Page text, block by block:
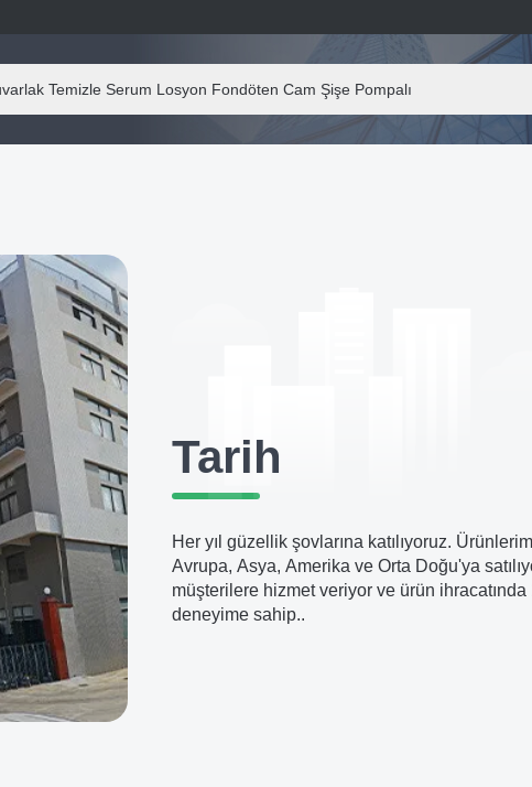
Kozmetik Fondöten Pompası Cilt Bakımı Losyon Cam Şişe
Tarih
Her yıl güzellik şovlarına katılıyoruz.
Avrupa, Asya, Amerika ve Orta Doğu'ya
müşterilere hizmet veriyor ve ürün ihracatında
deneyime sahip..